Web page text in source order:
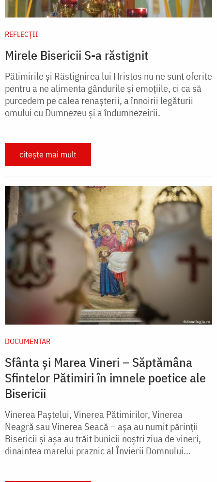
REFLECȚII
Mirele Bisericii S-a răstignit
Pătimirile și Răstignirea lui Hristos nu ne sunt oferite
pentru a ne alimenta gândurile și emoțiile, ci ca să
purcedem pe calea renașterii, a înnoirii legăturii
omului cu Dumnezeu și a îndumnezeirii.
citește mai mult
DOCUMENTAR
Sfânta și Marea Vineri – Săptămâna
Sfintelor Pătimiri în imnele poetice ale
Bisericii
Vinerea Paştelui, Vinerea Pătimirilor, Vinerea
Neagră sau Vinerea Seacă – aşa au numit părinţii
Bisericii şi aşa au trăit bunicii noştri ziua de vineri,
dinaintea marelui praznic al Învierii Domnului...